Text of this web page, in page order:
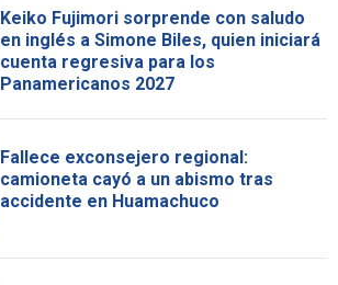
Keiko Fujimori sorprende con saludo
en inglés a Simone Biles, quien iniciará
cuenta regresiva para los
Panamericanos 2027
Fallece exconsejero regional:
camioneta cayó a un abismo tras
accidente en Huamachuco